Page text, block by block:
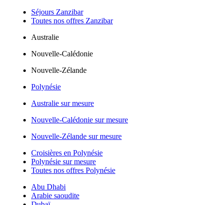
Séjours Zanzibar
Toutes nos offres Zanzibar
Australie
Nouvelle-Calédonie
Nouvelle-Zélande
Polynésie
Australie sur mesure
Nouvelle-Calédonie sur mesure
Nouvelle-Zélande sur mesure
Croisières en Polynésie
Polynésie sur mesure
Toutes nos offres Polynésie
Abu Dhabi
Arabie saoudite